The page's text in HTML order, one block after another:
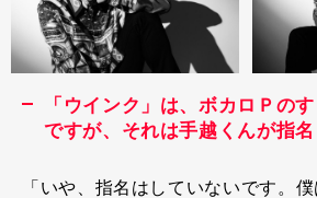
「ウインク」は、ボカロＰの
ですが、それは手越くんが指
「いや、指名はしていないです。